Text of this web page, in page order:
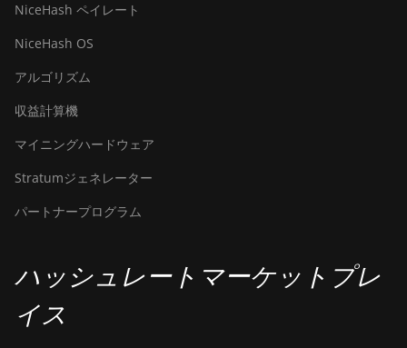
NiceHash ペイレート
NiceHash OS
アルゴリズム
収益計算機
マイニングハードウェア
Stratumジェネレーター
パートナープログラム
ハッシュレートマーケットプレ
イス